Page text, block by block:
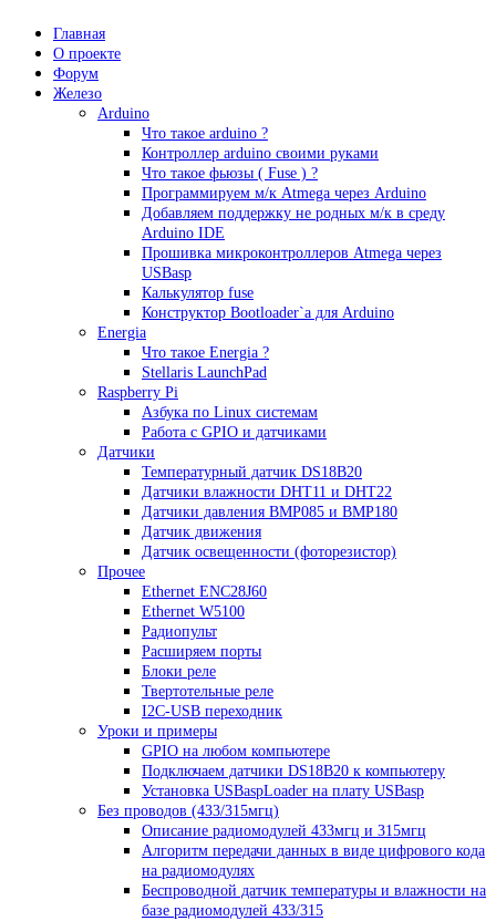
Главная
О проекте
Форум
Железо
Arduino
Что такое аrduino ?
Контроллер arduino своими руками
Что такое фьюзы ( Fuse ) ?
Программируем м/к Atmega через Arduino
Добавляем поддержку не родных м/к в среду
Arduino IDE
Прошивка микроконтроллеров Atmega через
USBasp
Калькулятор fuse
Конструктор Bootloader`а для Arduino
Energia
Что такое Energia ?
Stellaris LaunchPad
Raspberry Pi
Азбука по Linux системам
Работа с GPIO и датчиками
Датчики
Температурный датчик DS18B20
Датчики влажности DHT11 и DHT22
Датчики давления BMP085 и BMP180
Датчик движения
Датчик освещенности (фоторезистор)
Прочее
Ethernet ENC28J60
Ethernet W5100
Радиопульт
Расширяем порты
Блоки реле
Твертотельные реле
I2C-USB переходник
Уроки и примеры
GPIO на любом компьютере
Подключаем датчики DS18B20 к компьютеру
Установка USBaspLoader на плату USBasp
Без проводов (433/315мгц)
Описание радиомодулей 433мгц и 315мгц
Алгоритм передачи данных в виде цифрового кода
на радиомодулях
Беспроводной датчик температуры и влажности на
базе радиомодулей 433/315